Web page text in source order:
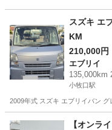
スズキ エ
KM
210,000円
エブリイ
135,000km
小牧口駅
2009年式 スズキ エブリイバン
愛知 小牧市 小牧口駅
【オンラ